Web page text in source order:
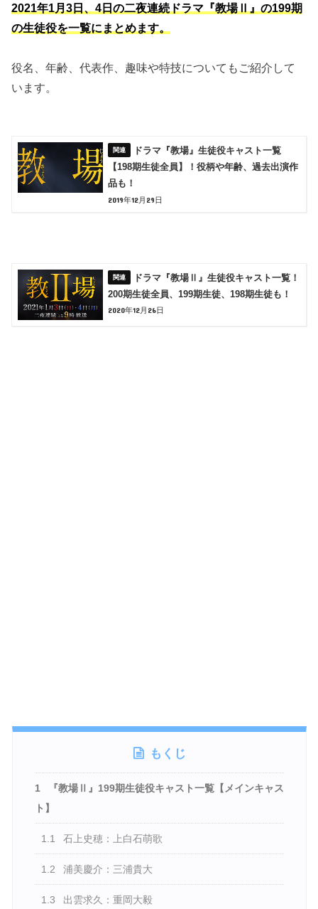
2021年1月3日、4日の二夜連続ドラマ『教場Ⅱ』の199期
の生徒役を一覧にまとめます。
役名、年齢、代表作、趣味や特技についてもご紹介して
います。
ドラマ『教場』生徒役キャスト一覧
【198期生徒全員】！役柄や年齢、過去出演作
品も！
2019年12月29日
ドラマ『教場Ⅱ』生徒役キャスト一覧！
200期生徒全員、199期生徒、198期生徒も！
2020年12月26日
もくじ
1
『教場Ⅱ』199期生徒役キャスト一覧【メインキャス
ト】
1.1 石上史穂：上白石萌歌
1.2 浦美慶介：三浦貴大
1.3 出雲求久：重岡大毅